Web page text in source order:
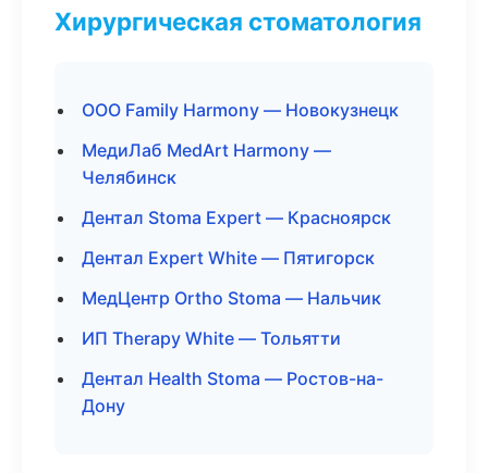
Хирургическая стоматология
ООО Family Harmony — Новокузнецк
МедиЛаб MedArt Harmony —
Челябинск
Дентал Stoma Expert — Красноярск
Дентал Expert White — Пятигорск
МедЦентр Ortho Stoma — Нальчик
ИП Therapy White — Тольятти
Дентал Health Stoma — Ростов-на-
Дону